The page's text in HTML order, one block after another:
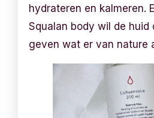
hydrateren en kalmeren.
Squalan body wil de huid
geven wat er van nature